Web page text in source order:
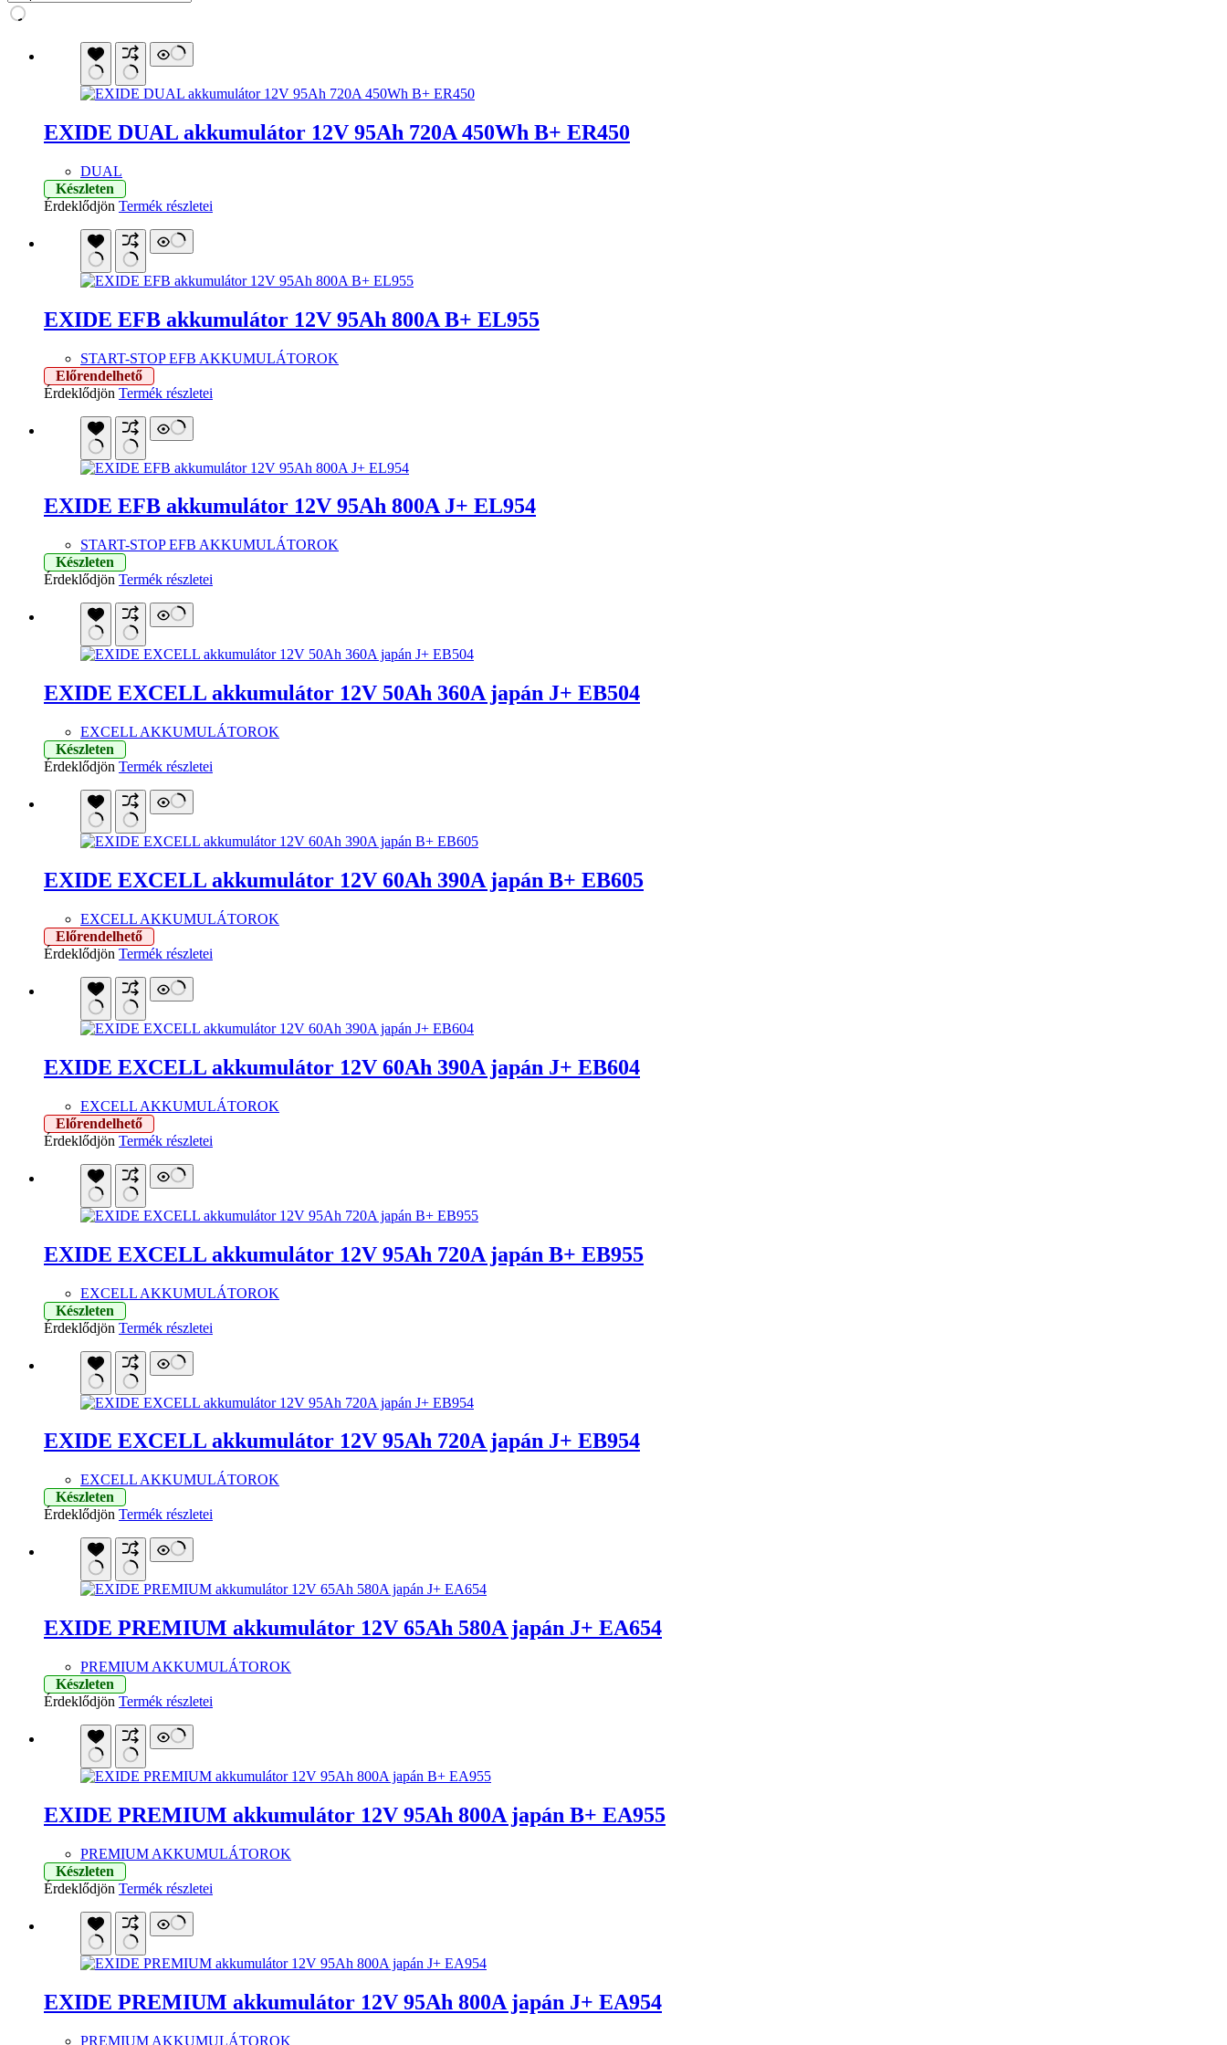
EXIDE DUAL akkumulátor 12V 95Ah 720A 450Wh B+ ER450
DUAL
Készleten
Érdeklődjön Termék részletei
EXIDE EFB akkumulátor 12V 95Ah 800A B+ EL955
START-STOP EFB AKKUMULÁTOROK
Előrendelhető
Érdeklődjön Termék részletei
EXIDE EFB akkumulátor 12V 95Ah 800A J+ EL954
START-STOP EFB AKKUMULÁTOROK
Készleten
Érdeklődjön Termék részletei
EXIDE EXCELL akkumulátor 12V 50Ah 360A japán J+ EB504
EXCELL AKKUMULÁTOROK
Készleten
Érdeklődjön Termék részletei
EXIDE EXCELL akkumulátor 12V 60Ah 390A japán B+ EB605
EXCELL AKKUMULÁTOROK
Előrendelhető
Érdeklődjön Termék részletei
EXIDE EXCELL akkumulátor 12V 60Ah 390A japán J+ EB604
EXCELL AKKUMULÁTOROK
Előrendelhető
Érdeklődjön Termék részletei
EXIDE EXCELL akkumulátor 12V 95Ah 720A japán B+ EB955
EXCELL AKKUMULÁTOROK
Készleten
Érdeklődjön Termék részletei
EXIDE EXCELL akkumulátor 12V 95Ah 720A japán J+ EB954
EXCELL AKKUMULÁTOROK
Készleten
Érdeklődjön Termék részletei
EXIDE PREMIUM akkumulátor 12V 65Ah 580A japán J+ EA654
PREMIUM AKKUMULÁTOROK
Készleten
Érdeklődjön Termék részletei
EXIDE PREMIUM akkumulátor 12V 95Ah 800A japán B+ EA955
PREMIUM AKKUMULÁTOROK
Készleten
Érdeklődjön Termék részletei
EXIDE PREMIUM akkumulátor 12V 95Ah 800A japán J+ EA954
PREMIUM AKKUMULÁTOROK